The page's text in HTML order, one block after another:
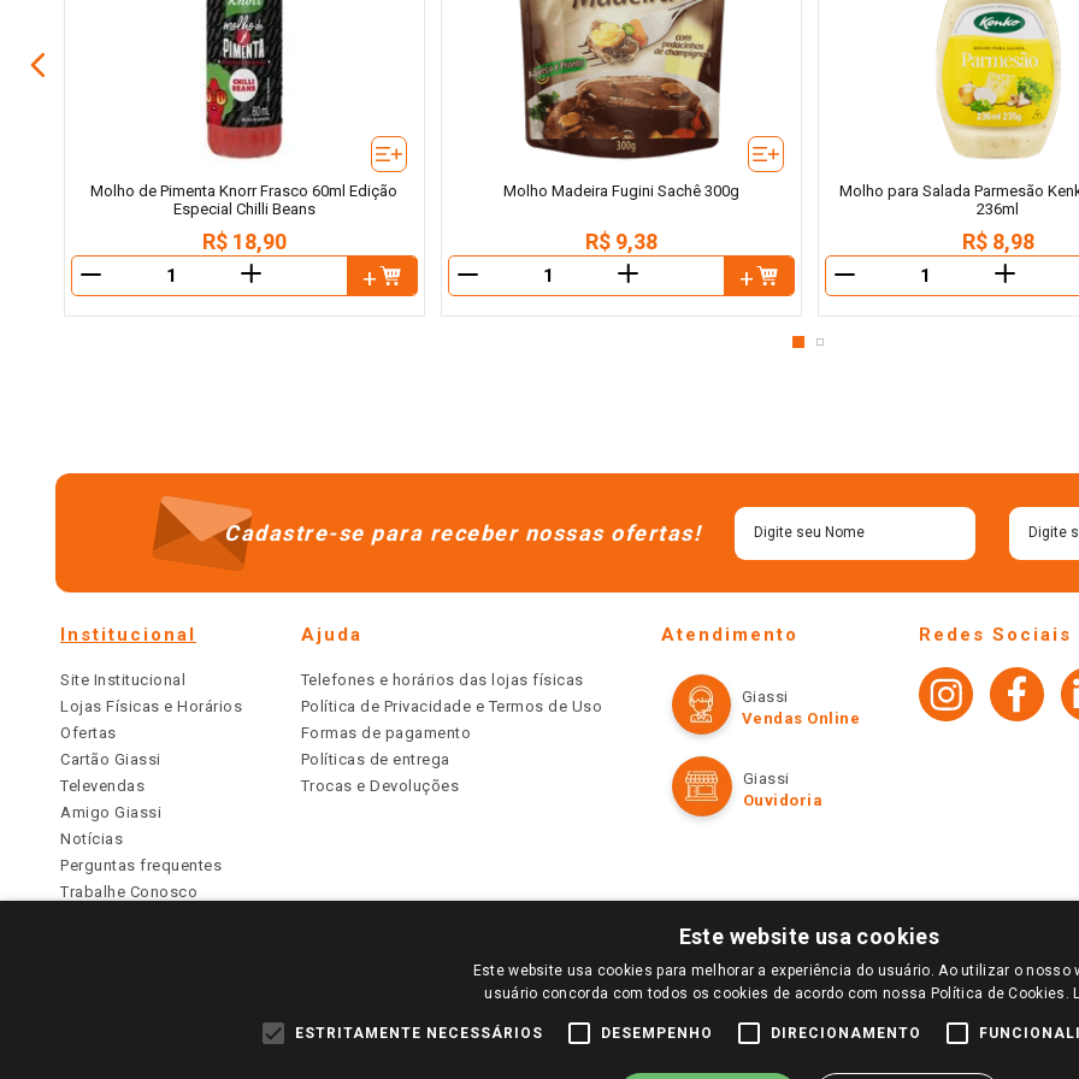
Molho de Pimenta Knorr Frasco 60ml Edição
Especial Chilli Beans
R$ 18,90
＋
Molho Madeira Fugini Sachê 300g
R$ 9,38
＋
Molho para Salada Parmesão
236ml
R$ 8,98
＋
Cadastre-se para receber nossas ofertas!
Institucional
Site Institucional
Lojas Físicas e Horários
Ofertas
Cartão Giassi
Televendas
Amigo Giassi
Notícias
Perguntas frequentes
Trabalhe Conosco
Ajuda
Telefones e horários das lojas físicas
Política de Privacidade e Termos de Uso
Formas de pagamento
Políticas de entrega
Trocas e Devoluções
Atendimento
Giassi
Vendas Online
Giassi
Ouvidoria
Redes Sociais
PARA VER OS PREÇOS DA SUA REGIÃO, FAÇA LOGIN E SELECIONE A LOJA DE SUA PREFERÊNCIA. SOMENTE APÓS O LOGIN, OS PREÇOS
TODOS OS PREÇOS E CONDIÇÕES COMERCIAIS DESTE SITE SÃO VÁLIDOS APENAS PARA COMPRAS REALIZADAS NO GIASSI.COM.BR E NA LOJA
DE BUSCAS.
Este website usa cookies
Este website usa cookies para melhorar a experiência do usuário. Ao utilizar o nosso
usuário concorda com todos os cookies de acordo com nossa Política de Cookies.
ESTRITAMENTE NECESSÁRIOS DESEMPENHO DIRECIONAMENTO